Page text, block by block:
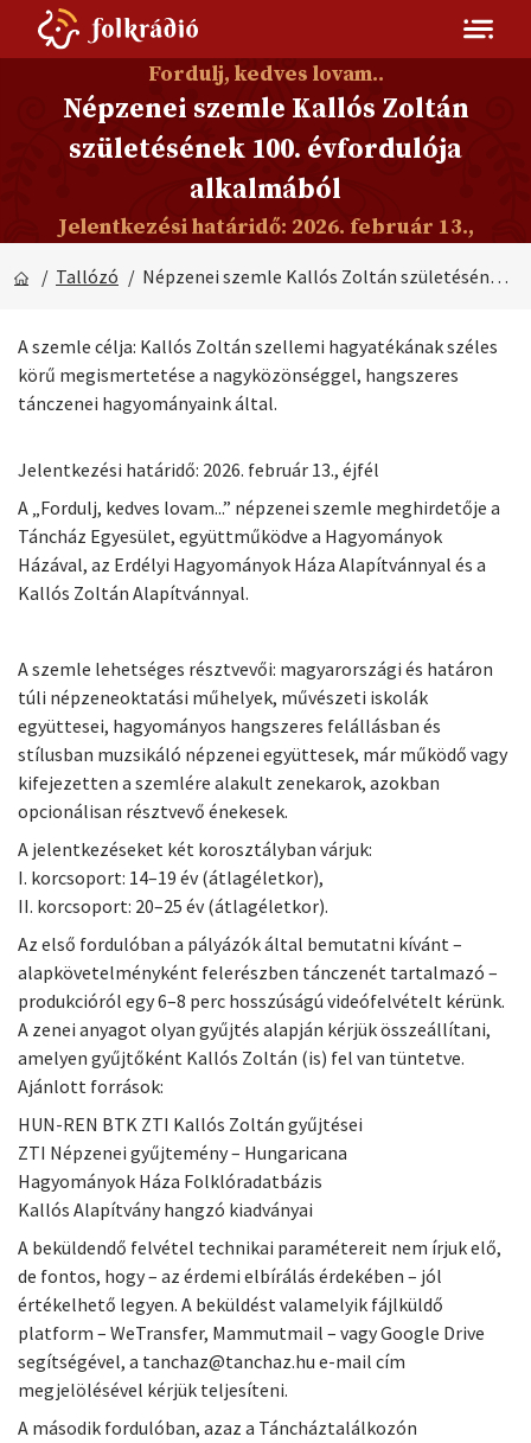
Fordulj, kedves lovam..
Népzenei szemle Kallós Zoltán
születésének 100. évfordulója
alkalmából
Jelentkezési határidő: 2026. február 13.,
/ Tallózó / Népzenei szemle Kallós Zoltán születésének 100. évfordulója alkalmából
A szemle célja: Kallós Zoltán szellemi hagyatékának széles
körű megismertetése a nagyközönséggel, hangszeres
tánczenei hagyományaink által.
Jelentkezési határidő: 2026. február 13., éjfél
A „Fordulj, kedves lovam...” népzenei szemle meghirdetője a
Táncház Egyesület, együttműködve a Hagyományok
Házával, az Erdélyi Hagyományok Háza Alapítvánnyal és a
Kallós Zoltán Alapítvánnyal.
A szemle lehetséges résztvevői: magyarországi és határon
túli népzeneoktatási műhelyek, művészeti iskolák
együttesei, hagyományos hangszeres felállásban és
stílusban muzsikáló népzenei együttesek, már működő vagy
kifejezetten a szemlére alakult zenekarok, azokban
opcionálisan résztvevő énekesek.
A jelentkezéseket két korosztályban várjuk:
I. korcsoport: 14–19 év (átlagéletkor),
II. korcsoport: 20–25 év (átlagéletkor).
Az első fordulóban a pályázók által bemutatni kívánt –
alapkövetelményként felerészben tánczenét tartalmazó –
produkcióról egy 6–8 perc hosszúságú videófelvételt kérünk.
A zenei anyagot olyan gyűjtés alapján kérjük összeállítani,
amelyen gyűjtőként Kallós Zoltán (is) fel van tüntetve.
Ajánlott források:
HUN-REN BTK ZTI Kallós Zoltán gyűjtései
ZTI Népzenei gyűjtemény – Hungaricana
Hagyományok Háza Folklóradatbázis
Kallós Alapítvány hangzó kiadványai
A beküldendő felvétel technikai paramétereit nem írjuk elő,
de fontos, hogy – az érdemi elbírálás érdekében – jól
értékelhető legyen. A beküldést valamelyik fájlküldő
platform – WeTransfer, Mammutmail – vagy Google Drive
segítségével, a tanchaz@tanchaz.hu e-mail cím
megjelölésével kérjük teljesíteni.
A második fordulóban, azaz a Táncháztalálkozón